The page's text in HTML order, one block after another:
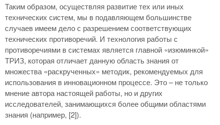
Таким образом, осуществляя развитие тех или иных
технических систем, мы в подавляющем большинстве
случаев имеем дело с разрешением соответствующих
технических противоречий. И технология работы с
противоречиями в системах является главной «изюминкой»
ТРИЗ, которая отличает данную область знания от
множества «раскрученных» методик, рекомендуемых для
использования в инновационном процессе. Это – не только
мнение автора настоящей работы, но и других
исследователей, занимающихся более общими областями
знания (например, [2]).